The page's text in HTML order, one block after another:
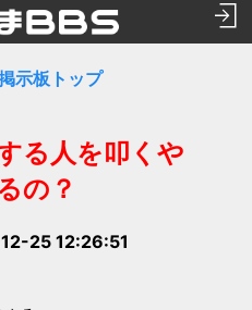
示板トップ
る人を叩くや
の？
25 12:26:51